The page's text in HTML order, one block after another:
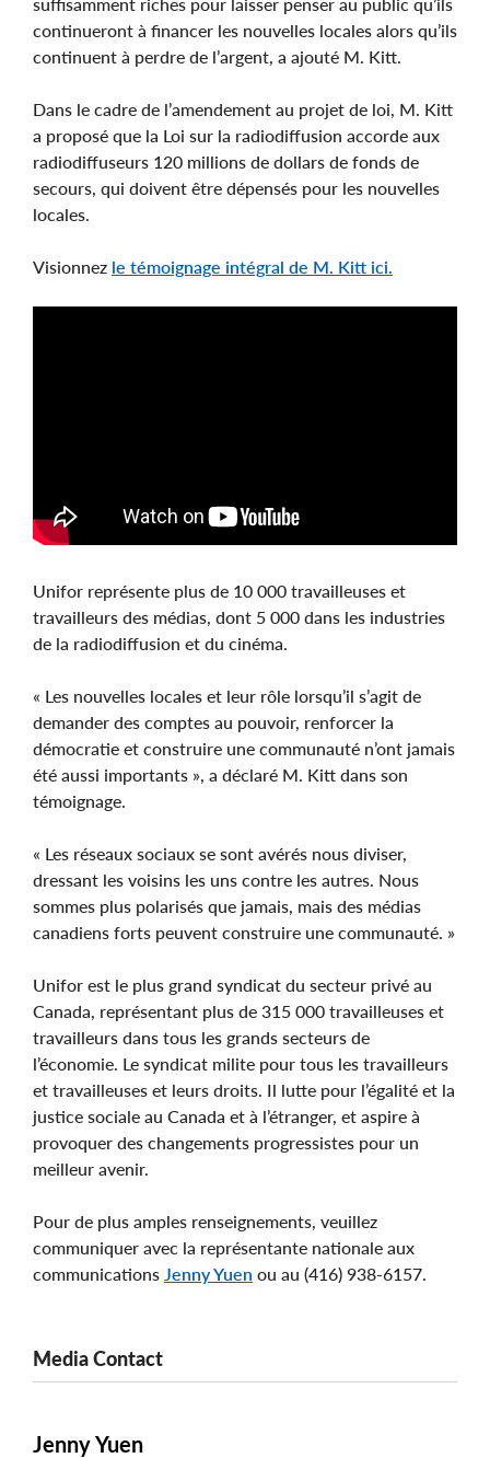
continueront à financer les nouvelles locales alors qu’ils
continuent à perdre de l’argent, a ajouté M. Kitt.
Dans le cadre de l’amendement au projet de loi, M. Kitt
a proposé que la Loi sur la radiodiffusion accorde aux
radiodiffuseurs 120 millions de dollars de fonds de
secours, qui doivent être dépensés pour les nouvelles
locales.
Visionnez le témoignage intégral de M. Kitt ici.
Unifor représente plus de 10 000 travailleuses et
travailleurs des médias, dont 5 000 dans les industries
de la radiodiffusion et du cinéma.
« Les nouvelles locales et leur rôle lorsqu’il s’agit de
demander des comptes au pouvoir, renforcer la
démocratie et construire une communauté n’ont jamais
été aussi importants », a déclaré M. Kitt dans son
témoignage.
« Les réseaux sociaux se sont avérés nous diviser,
dressant les voisins les uns contre les autres. Nous
sommes plus polarisés que jamais, mais des médias
canadiens forts peuvent construire une communauté. »
Unifor est le plus grand syndicat du secteur privé au
Canada, représentant plus de 315 000 travailleuses et
travailleurs dans tous les grands secteurs de
l’économie. Le syndicat milite pour tous les travailleurs
et travailleuses et leurs droits. Il lutte pour l’égalité et la
justice sociale au Canada et à l’étranger, et aspire à
provoquer des changements progressistes pour un
meilleur avenir.
Pour de plus amples renseignements, veuillez
communiquer avec la représentante nationale aux
communications Jenny Yuen ou au (416) 938-6157.
Media Contact
Jenny Yuen